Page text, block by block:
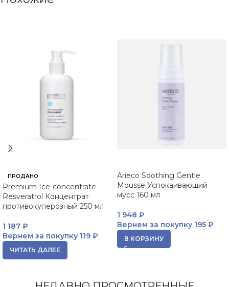
ПРОДАНО
Premium Ice-concentrate
Resveratrol Концентрат
противокуперозный 250 мл
1 187 ₽
Вернем за покупку 119 ₽
ЧИТАТЬ ДАЛЕЕ
Arieco Soothing Gentle
Mousse Успокаивающий
мусс 160 мл
1 948 ₽
Вернем за покупку 195 ₽
В КОРЗИНУ